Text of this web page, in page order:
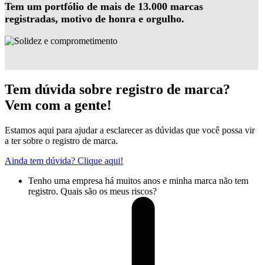
Tem um portfólio de mais de 13.000 marcas
registradas, motivo de honra e orgulho.
Tem dúvida sobre registro de marca?
Vem com a gente!
Estamos aqui para ajudar a esclarecer as dúvidas que você possa vir
a ter sobre o registro de marca.
Ainda tem dúvida? Clique aqui!
Tenho uma empresa há muitos anos e minha marca não tem
registro. Quais são os meus riscos?